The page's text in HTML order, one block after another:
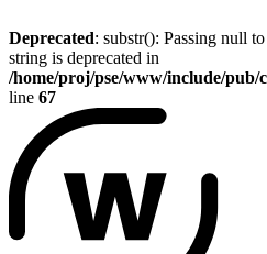
Deprecated: substr(): Passing null
string is deprecated in
/home/proj/pse/www/include/pub/
line 67